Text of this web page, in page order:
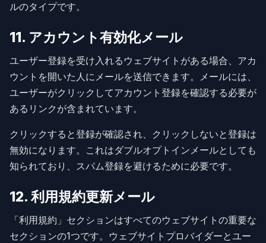
ルのタイプです。
11. アカウント有効化メール
ユーザー登録を受け入れるウェブサイトがある場合、アカ
ウントを開いた人にメールを送信できます。メールには、
ユーザーがクリックしてアカウント登録を確認する必要が
あるリンクが含まれています。
クリックすると登録が確認され、クリックしないと登録は
無効になります。これはダブルオプトインメールとしても
知られており、スパム登録を避けるために必要です。
12. 利用規約更新メール
「利用規約」セクションはすべてのウェブサイトの重要な
セクションの1つです。ウェブサイトプロバイダーとユー